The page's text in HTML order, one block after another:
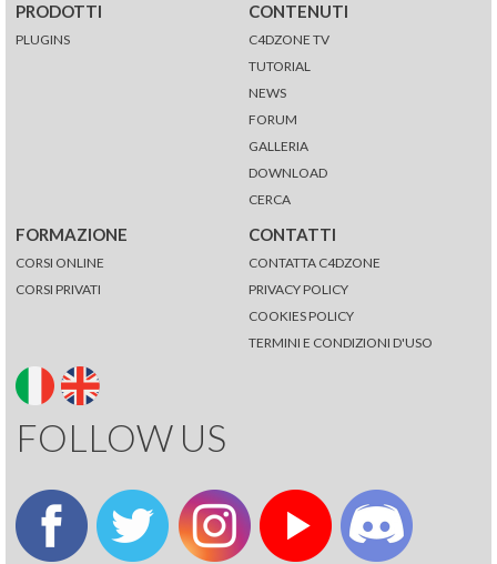
PRODOTTI
PLUGINS
CONTENUTI
C4DZONE TV
TUTORIAL
NEWS
FORUM
GALLERIA
DOWNLOAD
CERCA
FORMAZIONE
CORSI ONLINE
CORSI PRIVATI
CONTATTI
CONTATTA C4DZONE
PRIVACY POLICY
COOKIES POLICY
TERMINI E CONDIZIONI D'USO
FOLLOW US